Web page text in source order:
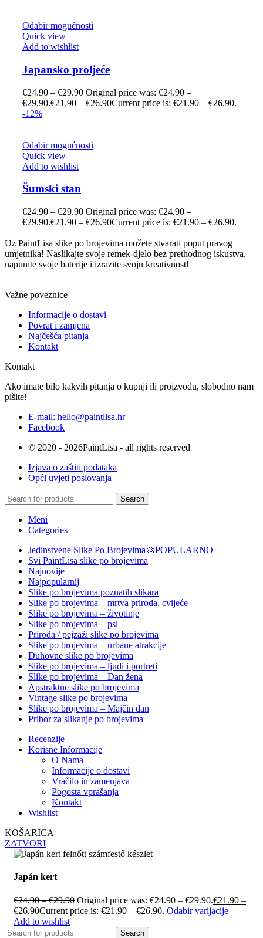
Odabir mogućnosti
Quick view
Add to wishlist
Japansko proljeće
€24.90–€29.90 Original price was: €24.90 –
€29.90.€21.90 – €26.90Current price is: €21.90 – €26.90.
-12%
Odabir mogućnosti
Quick view
Add to wishlist
Šumski stan
€24.90–€29.90 Original price was: €24.90 –
€29.90.€21.90 – €26.90Current price is: €21.90 – €26.90.
Uz PaintLisa slike po brojevima možete stvarati poput pravog
umjetnika! Naslikajte svoje remek-djelo bez prethodnog iskustva,
napunite svoje baterije i izrazite svoju kreativnost!
Važne poveznice
Informacije o dostavi
Povrat i zamjena
Najčešća pitanja
Kontakt
Kontakt
Ako imate bilo kakvih pitanja o kupnji ili proizvodu, slobodno nam
pišite!
E-mail: hello@paintlisa.hr
Facebook
© 2020 - 2026PaintLisa - all rights reserved
Izjava o zaštiti podataka
Opći uvjeti poslovanja
Search
Meni
Categories
Jedinstvene Slike Po Brojevima🎨POPULARNO
Svi PaintLisa slike po brojevima
Najnovije
Najpopularnij
Slike po brojevima poznatih slikara
Slike po brojevima – mrtva priroda, cvijeće
Slike po brojevima – životinje
Slike po brojevima – psi
Priroda / pejzaži slike po brojevima
Slike po brojevima – urbane atrakcije
Duhovne slike po brojevima
Slike po brojevima – ljudi i portreti
Slike po brojevima – Dan žena
Apstraktne slike po brojevima
Vintage slike po brojevima
Slike po brojevima – Majčin dan
Pribor za slikanje po brojevima
Recenzije
Korisne Informacije
O Nama
Informacije o dostavi
Vračilo in zamenjava
Pogosta vprašanja
Kontakt
Wishlist
KOŠARICA
ZATVORI
Japán kert
€24.90–€29.90 Original price was: €24.90 – €29.90.€21.90 –
€26.90Current price is: €21.90 – €26.90. Odabir varijacije
Add to wishlist
Search